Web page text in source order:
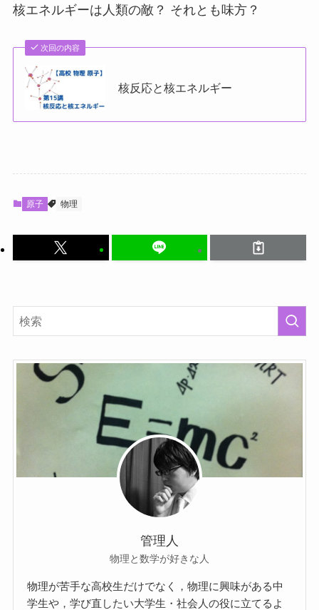
核エネルギーは人類の敵？ それとも味方？
次回の内容
核反応と核エネルギー
原子 物理
管理人
物理と数学が好きな人
物理が苦手な高校生だけでなく，物理に興味がある中
学生や，学び直したい大学生・社会人の役に立てるよ